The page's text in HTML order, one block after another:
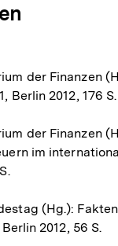
der Finanzen
Berlin 2012, 176 S.
der Finanzen
im
(Hg.):
2012, 56 S.